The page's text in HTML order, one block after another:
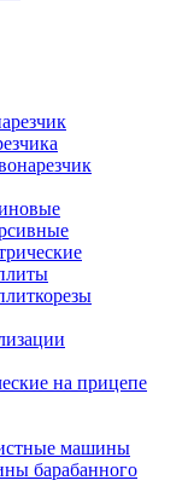
на прицепе
машины
барабанного